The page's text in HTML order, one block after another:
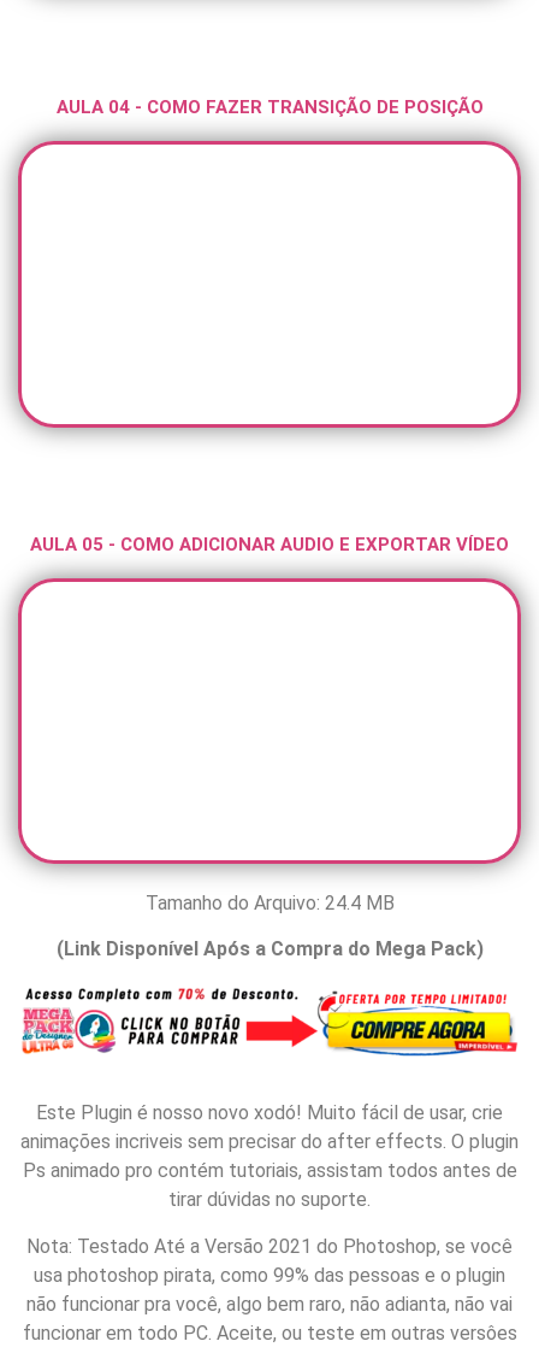
AULA 04 - COMO FAZER TRANSIÇÃO DE POSIÇÃO
AULA 05 - COMO ADICIONAR AUDIO E EXPORTAR VÍDEO
Tamanho do Arquivo: 24.4 MB
(Link Disponível Após a Compra do Mega Pack)
Este Plugin é nosso novo xodó! Muito fácil de usar, crie
animações incriveis sem precisar do after effects. O plugin
Ps animado pro contém tutoriais, assistam todos antes de
tirar dúvidas no suporte.
Nota: Testado Até a Versão 2021 do Photoshop, se você
usa photoshop pirata, como 99% das pessoas e o plugin
não funcionar pra você, algo bem raro, não adianta, não vai
funcionar em todo PC. Aceite, ou teste em outras versôes